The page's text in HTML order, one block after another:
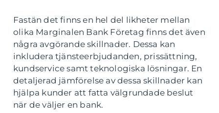
Fastän det finns en hel del likheter mellan
olika Marginalen Bank Företag finns det även
några avgörande skillnader. Dessa kan
inkludera tjänsteerbjudanden, prissättning,
kundservice samt teknologiska lösningar. En
detaljerad jämförelse av dessa skillnader kan
hjälpa kunder att fatta välgrundade beslut
när de väljer en bank.